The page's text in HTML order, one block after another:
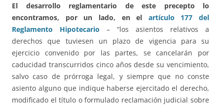
El desarrollo reglamentario de este precepto lo
encontramos, por un lado, en el artículo 177 del
Reglamento Hipotecario – “los asientos relativos a
derechos que tuviesen un plazo de vigencia para su
ejercicio convenido por las partes, se cancelarán por
caducidad transcurridos cinco años desde su vencimiento,
salvo caso de prórroga legal, y siempre que no conste
asiento alguno que indique haberse ejercitado el derecho,
modificado el título o formulado reclamación judicial sobre